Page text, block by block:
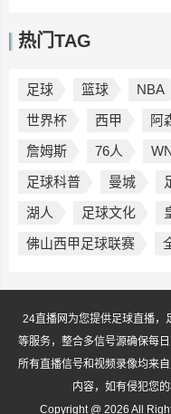
热门TAG
足球 篮球 NBA
世界杯
西甲 阿
詹姆斯
76人
足球科普
曼城
湖人
足球文化
佛山西甲足球联赛
24直播网为您提供足球直播，
等服务，整合多信号源确保每
所有直播信号和视频录像均来
内容，如有侵犯您
Copyright @ 2026 All